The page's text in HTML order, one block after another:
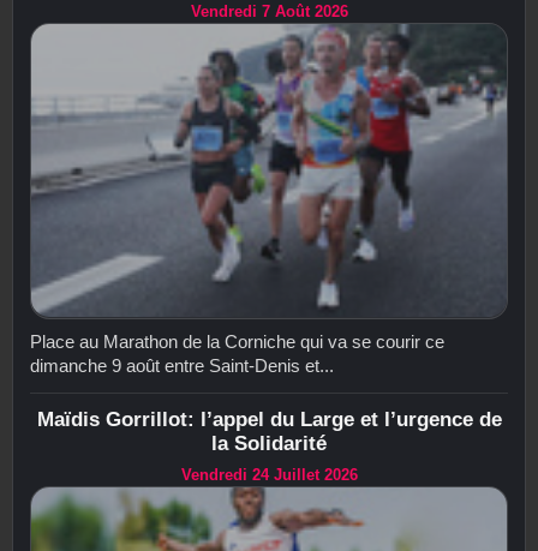
Vendredi 7 Août 2026
Place au Marathon de la Corniche qui va se courir ce
dimanche 9 août entre Saint-Denis et...
Maïdis Gorrillot: l’appel du Large et l’urgence de
la Solidarité
Vendredi 24 Juillet 2026